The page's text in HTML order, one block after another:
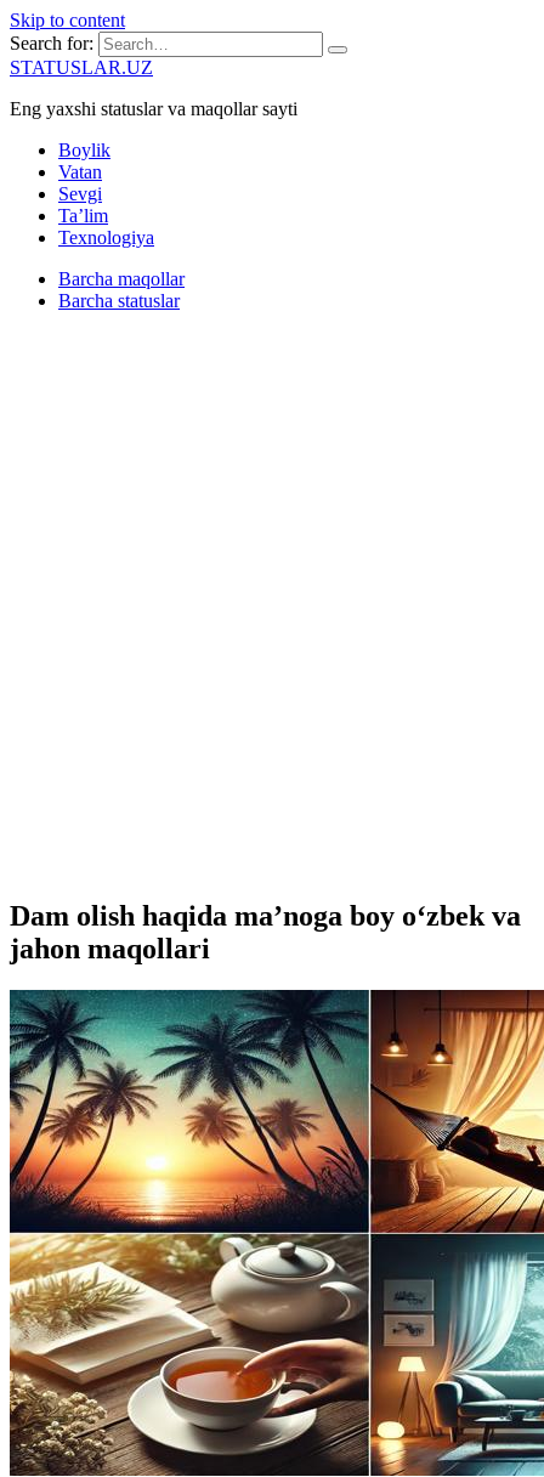
Skip to content
Search for:
STATUSLAR.UZ
Eng yaxshi statuslar va maqollar sayti
Boylik
Vatan
Sevgi
Ta’lim
Texnologiya
Barcha maqollar
Barcha statuslar
Dam olish haqida ma’noga boy o‘zbek va
jahon maqollari